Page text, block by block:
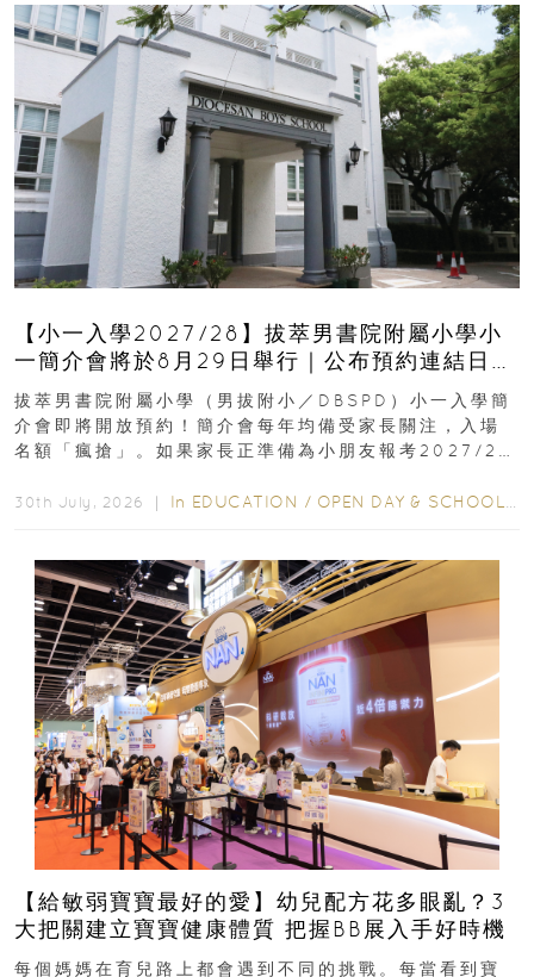
【小一入學2027/28】拔萃男書院附屬小學小
一簡介會將於8月29日舉行｜公布預約連結日期
｜更設有網上重溫
拔萃男書院附屬小學（男拔附小／DBSPD）小一入學簡
介會即將開放預約！簡介會每年均備受家長關注，入場
名額「瘋搶」。如果家長正準備為小朋友報考2027/28
30th July, 2026 ｜ In EDUCATION / OPEN DAY & SCHOOL EVENTS
【給敏弱寶寶最好的愛】幼兒配方花多眼亂？3
大把關建立寶寶健康體質 把握BB展入手好時機
每個媽媽在育兒路上都會遇到不同的挑戰。每當看到寶